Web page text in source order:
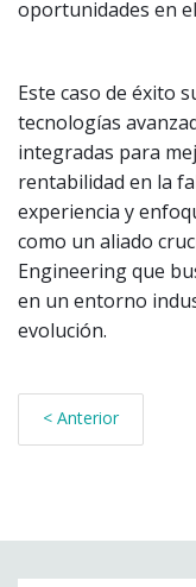
oportunidades en
Este caso de éxito
tecnologías
integradas para
rentabilidad en la
experiencia y
como un aliado
Engineering que
en un entorno
evolución.
< Anterior